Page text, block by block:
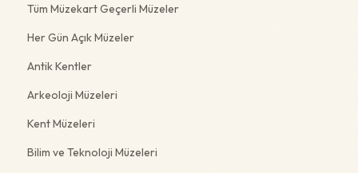
Tüm Müzekart Geçerli Müzeler
Her Gün Açık Müzeler
Antik Kentler
Arkeoloji Müzeleri
Kent Müzeleri
Bilim ve Teknoloji Müzeleri